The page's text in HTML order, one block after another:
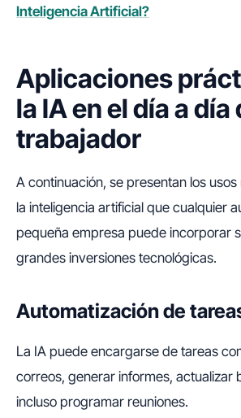
Inteligencia Artificial?
Aplicaciones
la IA en el día a día
trabajador
A continuación, se presentan los
la inteligencia artificial que cualquier
pequeña empresa puede incorporar
grandes inversiones tecnológicas.
Automatización de
La IA puede encargarse de tareas
correos, generar informes, actualizar
incluso programar reuniones.